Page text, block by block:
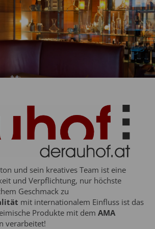
und sein kreatives Team ist eine
und Verpflichtung, nur höchste
Geschmack zu
mit internationalem Einfluss ist das
Produkte mit dem AMA
verarbeitet!